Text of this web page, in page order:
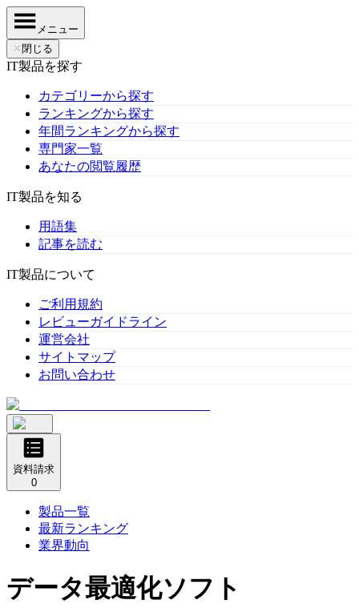
メニュー
✕ 閉じる
IT製品を探す
カテゴリーから探す
ランキングから探す
年間ランキングから探す
専門家一覧
あなたの閲覧履歴
IT製品を知る
用語集
記事を読む
IT製品について
ご利用規約
レビューガイドライン
運営会社
サイトマップ
お問い合わせ
資料請求
0
製品一覧
最新ランキング
業界動向
データ最適化ソフト